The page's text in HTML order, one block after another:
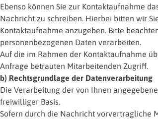
Ebenso können Sie zur Kontaktaufnahme
Nachricht zu schreiben. Hierbei bitten wir
Kontaktaufnahme anzugeben. Bitte
personenbezogenen Daten verarbeiten.
Auf die im Rahmen der Kontaktaufnahme
Anfrage betrauten Mitarbeitenden Zugriff.
b) Rechtsgrundlage der Datenverarbeitung
Die Verarbeitung der von Ihnen
freiwilliger Basis.
Sofern durch die Nachricht vorvertragliche